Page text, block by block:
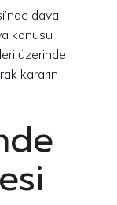
dava
konusu
üzerinde
kararın